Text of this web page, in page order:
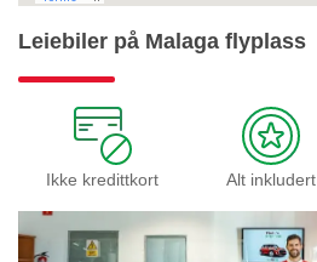
Leiebiler på Malaga flyplass
Ikke kredittkort Alt inkludert